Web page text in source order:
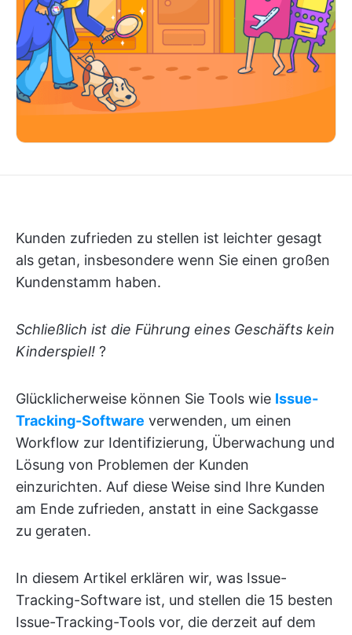
Kunden zufrieden zu stellen ist leichter gesagt
als getan, insbesondere wenn Sie einen großen
Kundenstamm haben.
Schließlich ist die Führung eines Geschäfts kein
Kinderspiel! ?
Glücklicherweise können Sie Tools wie Issue-
Tracking-Software verwenden, um einen
Workflow zur Identifizierung, Überwachung und
Lösung von Problemen der Kunden
einzurichten. Auf diese Weise sind Ihre Kunden
am Ende zufrieden, anstatt in eine Sackgasse
zu geraten.
In diesem Artikel erklären wir, was Issue-
Tracking-Software ist, und stellen die 15 besten
Issue-Tracking-Tools vor, die derzeit auf dem